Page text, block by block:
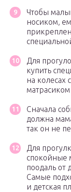
Чтобы
носиком,
Для
купить
на колесах
Сначала
должна
так он не
Для
спокойные
поодаль от
Самые
и детская